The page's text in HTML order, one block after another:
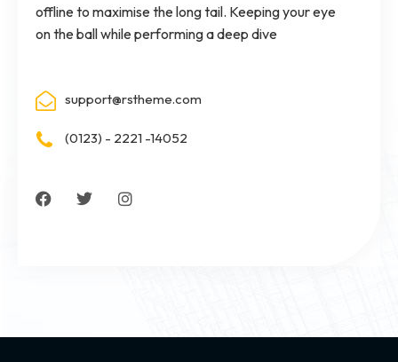
offline to maximise the long tail. Keeping your eye
on the ball while performing a deep dive
support@rstheme.com
(0123) - 2221 -14052